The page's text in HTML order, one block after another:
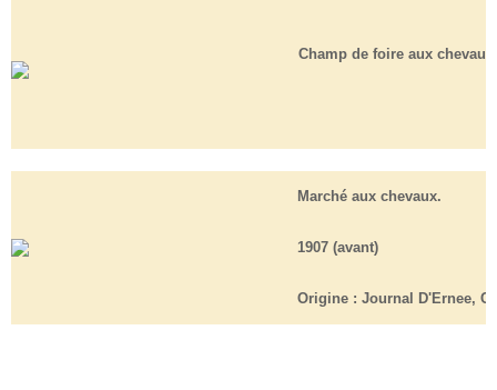
Champ de foire aux chevaux
Marché aux chevaux.
1907 (avant)
Origine : Journal D'Ernee,